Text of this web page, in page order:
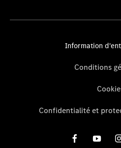
Information
Conditions
Confidentialité et